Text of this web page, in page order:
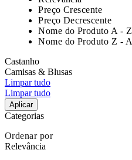
Preço Crescente
Preço Decrescente
Nome do Produto A - Z
Nome do Produto Z - A
Castanho
Camisas & Blusas
Limpar tudo
Limpar tudo
Aplicar
Categorias
Ordenar por
Relevância